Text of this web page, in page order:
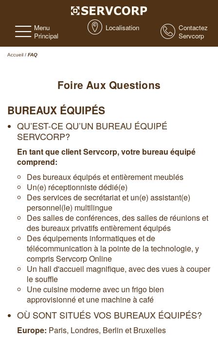
Menu
Principal
Localisation
Contactez
Servcorp
Accueil / FAQ
Foire Aux Questions
BUREAUX ÉQUIPÉS
QU’EST-CE QU’UN BUREAU ÉQUIPÉ
SERVCORP?
En tant que client Servcorp, votre bureau équipé
comprend:
Des bureaux équipés et entièrement meublés
Un(e) réceptionniste dédié(e)
Des services de secrétariat et un(e) assistant(e)
personnel(le) multilingue
Des salles de conférences, des salles de réunions et
des bureaux privatifs entièrement équipés
Des équipements informatiques et de
télécommunication à la pointe de la technologie, y
compris Servcorp Online
Un hall d'accueil magnifique, avec des vues à couper
le souffle
Une cuisine moderne avec un frigo bien
approvisionné et une machine à café
OÙ SONT SITUÉS VOS BUREAUX ÉQUIPÉS?
Europe: Paris, Londres, Berlin et Bruxelles